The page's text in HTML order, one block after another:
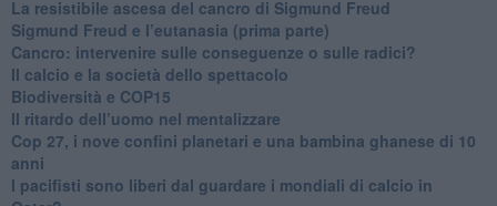
​La resistibile ascesa del cancro di Sigmund Freud
Sigmund Freud e l’eutanasia (prima parte)
Cancro: intervenire sulle conseguenze o sulle radici?
​Il calcio e la società dello spettacolo
Biodiversità e COP15
​Il ritardo dell’uomo nel mentalizzare
​Cop 27, i nove confini planetari e una bambina ghanese di 10
anni
​I pacifisti sono liberi dal guardare i mondiali di calcio in